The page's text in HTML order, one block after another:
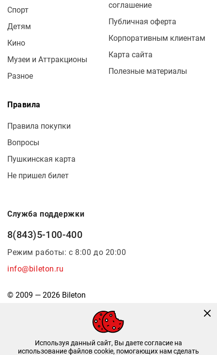
Спорт
Детям
Кино
Музеи и Аттракционы
Разное
соглашение
Публичная оферта
Корпоративным клиентам
Карта сайта
Полезные материалы
Правила
Правила покупки
Вопросы
Пушкинская карта
Не пришел билет
Служба поддержки
8(843)5-100-400
Режим работы: с 8:00 до 20:00
info@bileton.ru
© 2009 — 2026 Bileton
Используя данный сайт, Вы даете согласие на
использование файлов cookie, помогающих нам сделать